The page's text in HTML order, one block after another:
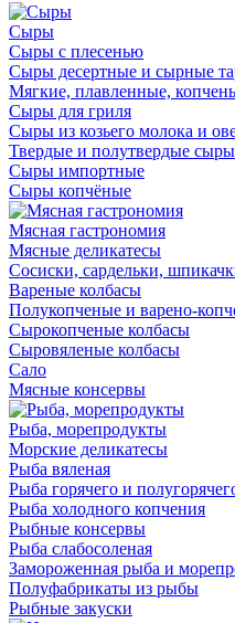
Сыры
Сыры с плесенью
Сыры десертные и сырные
Мягкие, плавленные,
Сыры для гриля
Сыры из козьего молока и
Твердые и полутвердые сыры
Сыры импортные
Сыры копчёные
Мясная гастрономия
Мясные деликатесы
Сосиски, сардельки,
Вареные колбасы
Полукопченые и варено-
Сырокопченые колбасы
Сыровяленые колбасы
Сало
Мясные консервы
Рыба, морепродукты
Морские деликатесы
Рыба вяленая
Рыба горячего и
Рыба холодного копчения
Рыбные консервы
Рыба слабосоленая
Замороженная рыба и
Полуфабрикаты из рыбы
Рыбные закуски